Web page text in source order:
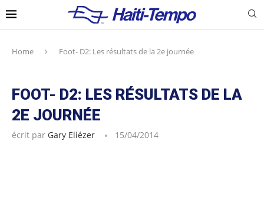
Home Foot- D2: Les résultats de la 2e journée
FOOT- D2: LES RÉSULTATS DE LA
2E JOURNÉE
écrit par Gary Eliézer 15/04/2014